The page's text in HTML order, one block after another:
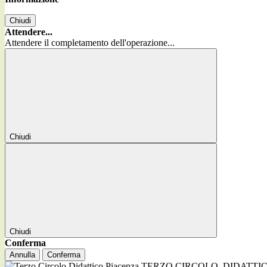
Chiudi
Attendere...
Attendere il completamento dell'operazione...
Chiudi
Chiudi
Conferma
Annulla Conferma